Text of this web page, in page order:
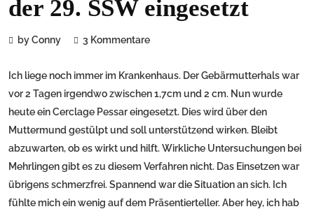
der 29. SSW eingesetzt
by Conny 3 Kommentare
Ich liege noch immer im Krankenhaus. Der Gebärmutterhals war
vor 2 Tagen irgendwo zwischen 1,7cm und 2 cm. Nun wurde
heute ein Cerclage Pessar eingesetzt. Dies wird über den
Muttermund gestülpt und soll unterstützend wirken. Bleibt
abzuwarten, ob es wirkt und hilft. Wirkliche Untersuchungen bei
Mehrlingen gibt es zu diesem Verfahren nicht. Das Einsetzen war
übrigens schmerzfrei. Spannend war die Situation an sich. Ich
fühlte mich ein wenig auf dem Präsentierteller. Aber hey, ich hab